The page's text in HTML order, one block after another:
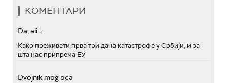
КОМЕНТАРИ
Da, ali...
Како преживети прва три дана катастрофе у Србији, и за
шта нас припрема ЕУ
Dvojnik mog oca